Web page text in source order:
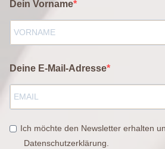
Dein Vorname
Deine E-Mail-Adresse
Ich möchte den Newsletter erhalten
Datenschutzerklärung.